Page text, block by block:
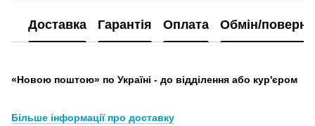
Доставка Гарантія Оплата Обмін/
«Новою поштою» по Україні - до відділення або кур'єром
Більше інформації про доставку